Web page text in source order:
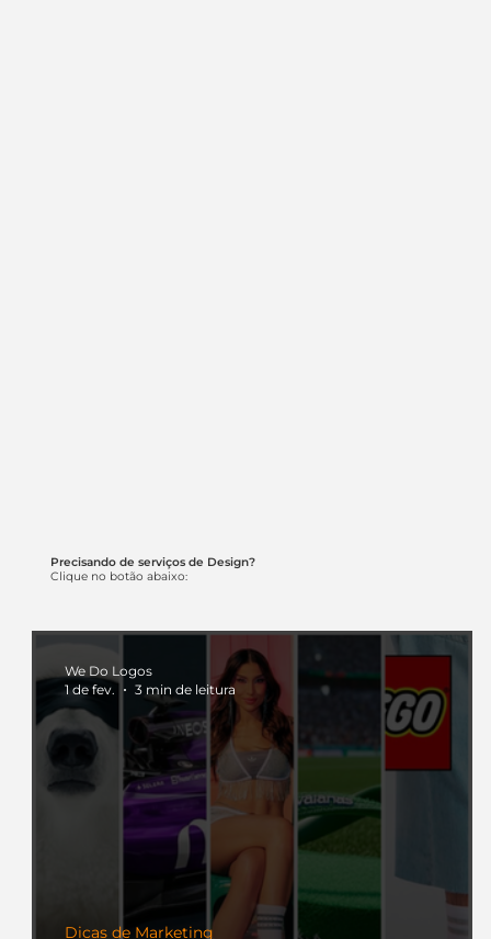
Precisando de serviços de Design?
Clique no botão abaixo:
Dicas de Marketing
We Do Logos
1 de fev.
3 min de leitura